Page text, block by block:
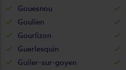
Gouesnou
Goulien
Gourlizon
Guerlesquin
Guiler-sur-goyen